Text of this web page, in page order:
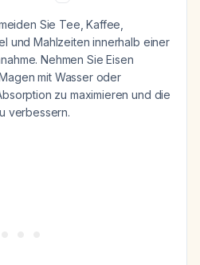
Sie Tee, Kaffee,
und Mahlzeiten innerhalb einer
Nehmen Sie Eisen
mit Wasser oder
zu maximieren und die
verbessern.